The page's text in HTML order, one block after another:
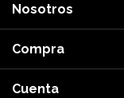
Nosotros
Compra
Cuenta